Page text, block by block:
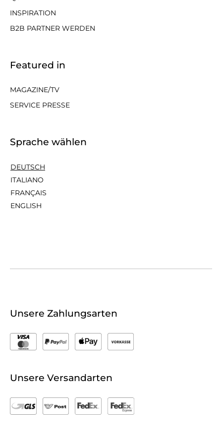
INSPIRATION
B2B PARTNER WERDEN
Featured in
MAGAZINE/TV
SERVICE PRESSE
Sprache wählen
DEUTSCH
ITALIANO
FRANÇAIS
ENGLISH
Unsere Zahlungsarten
Unsere Versandarten